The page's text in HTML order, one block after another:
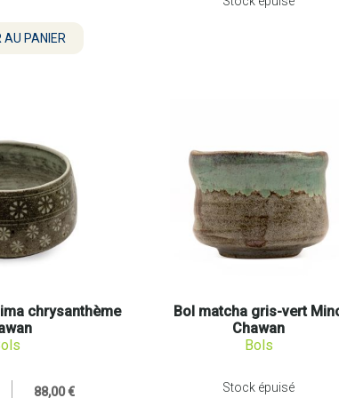
chrysanthème
88,00 €
Bol matcha gris-vert
Chawan
Bols
Stock épuisé